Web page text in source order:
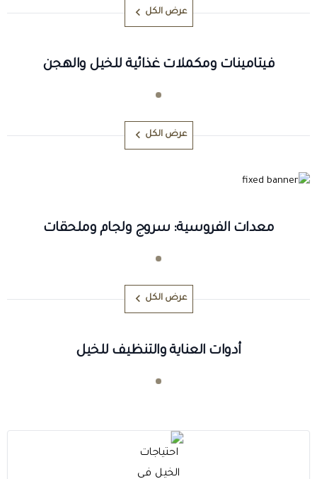
عرض الكل
فيتامينات ومكملات غذائية للخيل والهجن
عرض الكل
معدات الفروسية: سروج ولجام وملحقات
عرض الكل
أدوات العناية والتنظيف للخيل